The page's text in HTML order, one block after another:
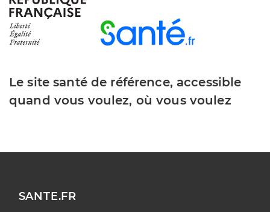
Le site santé de référence, accessible
quand vous voulez, où vous voulez
SANTE.FR